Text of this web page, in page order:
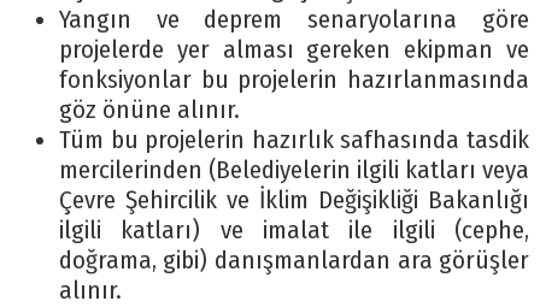
Yangın ve deprem senaryolarına göre
projelerde yer alması gereken ekipman ve
fonksiyonlar bu projelerin hazırlanmasında
göz önüne alınır.
Tüm bu projelerin hazırlık safhasında tasdik
mercilerinden (Belediyelerin ilgili katları veya
Çevre Şehircilik ve İklim Değişikliği Bakanlığı
ilgili katları) ve imalat ile ilgili (cephe,
doğrama, gibi) danışmanlardan ara görüşler
alınır.